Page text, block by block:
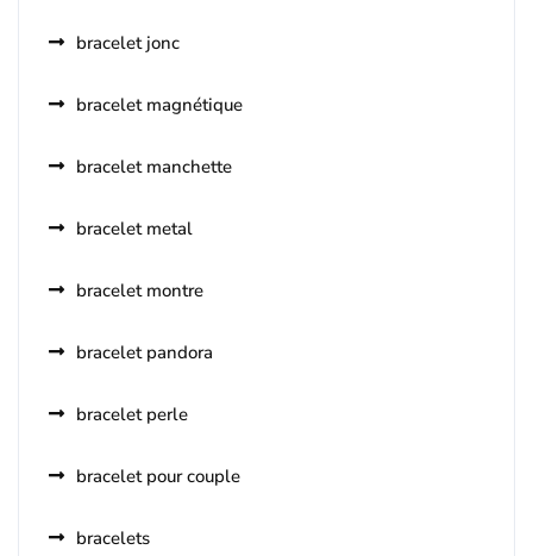
bracelet jonc
bracelet magnétique
bracelet manchette
bracelet metal
bracelet montre
bracelet pandora
bracelet perle
bracelet pour couple
bracelets